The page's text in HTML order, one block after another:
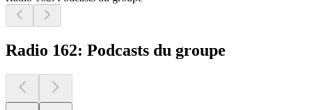
Radio 162: Podcasts du groupe